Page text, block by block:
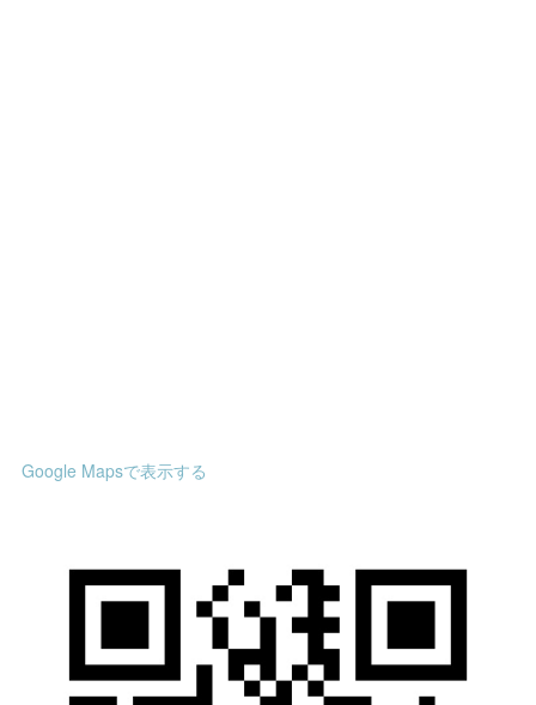
Google Mapsで表示する